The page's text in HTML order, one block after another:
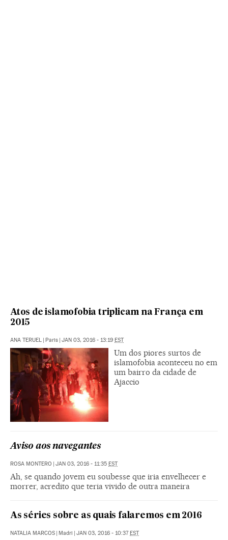
Atos de islamofobia triplicam na França em
2015
ANA TERUEL | Paris | JAN 03, 2016 - 13:19 EST
Um dos piores surtos de
islamofobia aconteceu no em
um bairro da cidade de
Ajaccio
Aviso aos navegantes
ROSA MONTERO | JAN 03, 2016 - 11:35 EST
Ah, se quando jovem eu soubesse que iria envelhecer e
morrer, acredito que teria vivido de outra maneira
As séries sobre as quais falaremos em 2016
NATALIA MARCOS | Madri | JAN 03, 2016 - 10:37EST